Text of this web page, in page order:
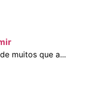
muitos que a...